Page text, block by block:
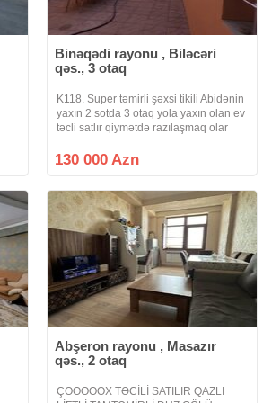
Binəqədi rayonu , Biləcəri
qəs., 3 otaq
K118. Super təmirli şəxsi tikili Abidənin
yaxın 2 sotda 3 otaq yola yaxın olan ev
təcli satlır qiymətdə razılaşmaq olar
kanalına abunə olun bütün vidyalar
130 000 Azn
Abşeron rayonu , Masazır
qəs., 2 otaq
ÇOOOOOX TƏCİLİ SATILIR QAZLI